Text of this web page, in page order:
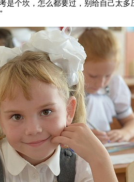
个坎，怎么都要过，别给自己太